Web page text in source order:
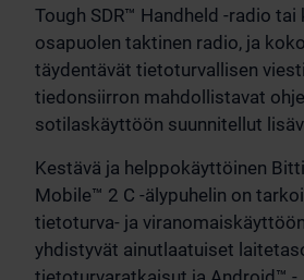
Tough SDR™ Handheld -radio tai
osapuolen taktinen radio, ja
täydentävät tietoturvallisen
tiedonsiirron mahdollistavat
sotilaskäyttöön suunnitellut
Kestävä ja helppokäyttöinen
Mobile™ 2 C -älypuhelin on
tietoturva- ja
yhdistyvät ainutlaatuiset